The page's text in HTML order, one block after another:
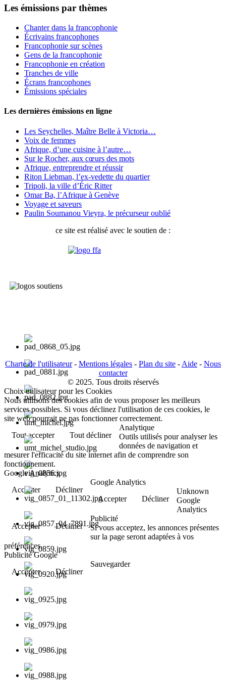
Les émissions par thèmes
Chanter dans la francophonie
Écrivains francophones
Francophonie sur scènes
Gens de la francophonie
Francophonie en création
Tranches de ville
Écrans francophones
Émissions spéciales
Les dernières émissions en ligne
Les Seychelles, Maître Belle à Victoria…
Voix de femmes
Afrique, d’une cuisine à l’autre…
Sur le Rocher, aux cœurs des mots
Afrique, entreprendre et réussir
Riton Liebman, l’ex-vedette du quartier
Tripoli, la ville d’Éric Ritter
Omar Ba, l’Afrique à Genève
Voyage et saveurs
Paulin Soumanou Vieyra, le précurseur oublié
ce site est réalisé avec le soutien de :
Charte de l'utilisateur- Mentions légales - Plan du site - Aide - Nous
contacter
© 2025. Tous droits réservés
Choix utilisateur pour les Cookies
Nous utilisons des cookies afin de vous proposer les meilleurs
services possibles. Si vous déclinez l'utilisation de ces cookies, le
site web pourrait ne pas fonctionner correctement.
Tout accepter
Tout décliner
Analytique
Outils utilisés pour analyser les
données de navigation et
mesurer l'efficacité du site internet afin de comprendre son
fonctionnement.
Google Analytics
Accepter
Décliner
Google Analytics
Accepter
Décliner
Unknown
Google
Analytics
Accepter
Décliner
Publicité
Si vous acceptez, les annonces présentes
sur la page seront adaptées à vos
préférences.
Publicité Google
Accepter
Décliner
Sauvegarder